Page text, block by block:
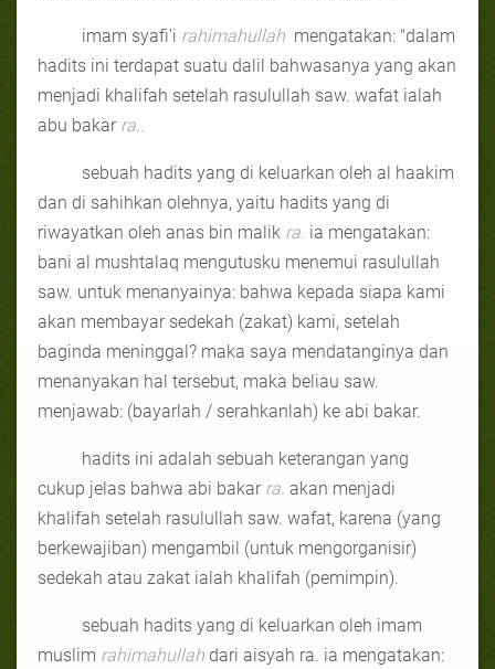
imam syafi'i rahimahullah mengatakan: "dalam
hadits ini terdapat suatu dalil bahwasanya yang akan
menjadi khalifah setelah rasulullah saw. wafat ialah
abu bakar ra..
sebuah hadits yang di keluarkan oleh al haakim
dan di sahihkan olehnya, yaitu hadits yang di
riwayatkan oleh anas bin malik ra. ia mengatakan:
bani al mushtalaq mengutusku menemui rasulullah
saw. untuk menanyainya: bahwa kepada siapa kami
akan membayar sedekah (zakat) kami, setelah
baginda meninggal? maka saya mendatanginya dan
menanyakan hal tersebut, maka beliau saw.
menjawab: (bayarlah / serahkanlah) ke abi bakar.
hadits ini adalah sebuah keterangan yang
cukup jelas bahwa abi bakar ra. akan menjadi
khalifah setelah rasulullah saw. wafat, karena (yang
berkewajiban) mengambil (untuk mengorganisir)
sedekah atau zakat ialah khalifah (pemimpin).
sebuah hadits yang di keluarkan oleh imam
muslim rahimahullah dari aisyah ra. ia mengatakan: